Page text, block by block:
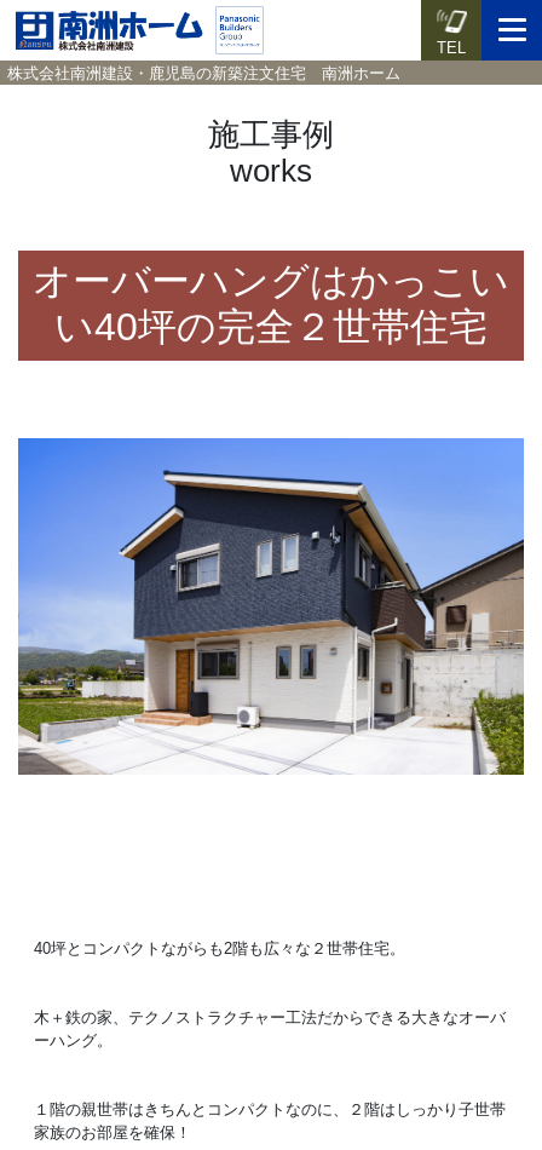
TEL
HOME ホーム
News 新着情報
お客様の声
暮らしのコラム
Concept コンセプト
Techno EX テクノストラクチャーEX
株式会社南洲建設・鹿児島の新築注文住宅 南洲ホーム
施工事例
works
オーバーハングはかっこい
い40坪の完全２世帯住宅
40坪とコンパクトながらも2階も広々な２世帯住宅。
木＋鉄の家、テクノストラクチャー工法だからできる大きなオーバ
ーハング。
１階の親世帯はきちんとコンパクトなのに、２階はしっかり子世帯
家族のお部屋を確保！